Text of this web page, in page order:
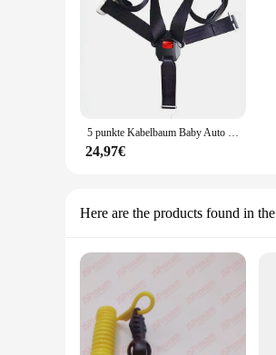
5 punkte Kabelbaum Baby Auto Sitz Sicherheit Gürtel Kind Sitz Gürtel Für Kinder Auto Sitze Kinder Sicherheitsgurte Clip Lock
24,97€
Here are the products found in the